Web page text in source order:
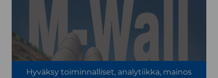
Hyväksy toiminnalliset, analytiikka, mainos